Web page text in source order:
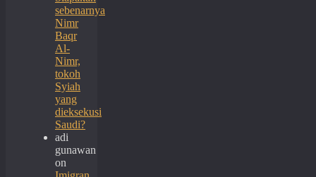
sebenarnya
Nimr
Baqr
Al-
Nimr,
tokoh
Syiah
yang
dieksekusi
Saudi?
adi
gunawan
on